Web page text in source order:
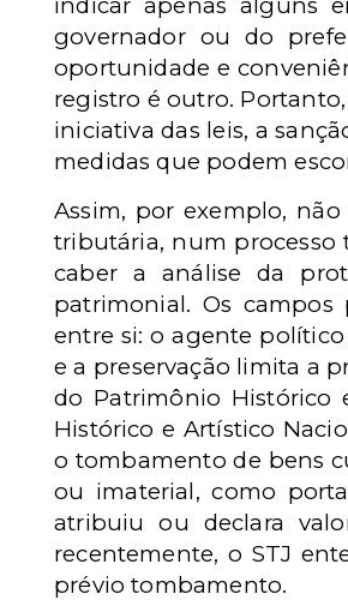
governador ou do
oportunidade e
registro é outro.
iniciativa das leis, a
medidas que podem
Assim, por exemplo,
tributária, num processo
caber a análise da
patrimonial. Os
entre si: o agente
e a preservação limita a
do Patrimônio Histórico
Histórico e Artístico
o tombamento de bens
ou imaterial, como
atribuiu ou declara
recentemente, o STJ
prévio tombamento.